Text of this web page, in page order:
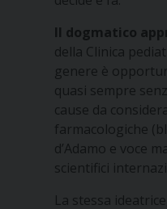
Il dogmatico
della Clinica
genere è
quasi sempre
cause da
farmacologiche
d’Adamo e voce
scientifici
La stessa